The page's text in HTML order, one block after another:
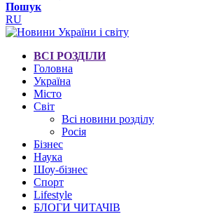
Пошук
RU
ВСІ РОЗДІЛИ
Головна
Україна
Місто
Світ
Всі новини розділу
Росія
Бізнес
Наука
Шоу-бізнес
Спорт
Lifestyle
БЛОГИ ЧИТАЧІВ